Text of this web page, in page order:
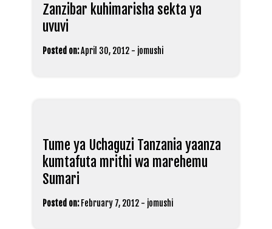
Zanzibar kuhimarisha sekta ya
uvuvi
Posted on:April 30, 2012 - jomushi
Tume ya Uchaguzi Tanzania yaanza
kumtafuta mrithi wa marehemu
Sumari
Posted on: February 7, 2012 - jomushi